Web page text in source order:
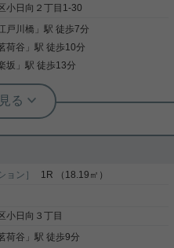
非一度、ご覧になってください ご興味
す
小日向２丁目1-30
戸川橋 」駅 徒歩7分
荷谷 」駅 徒歩10分
坂 」駅 徒歩13分
TVインターホン モニター
家から徒歩4分の位置に文京水道郵便
。共用部には宅配ボックス・ゴミ出し
が備わっておりとても充実していま
ティ面は、TVインターホン・オートロ
ズボックス・クロゼットなど豊富なの
ョン］ 1R （18.19㎡）
小日向３丁目
荷谷 」駅 徒歩9分